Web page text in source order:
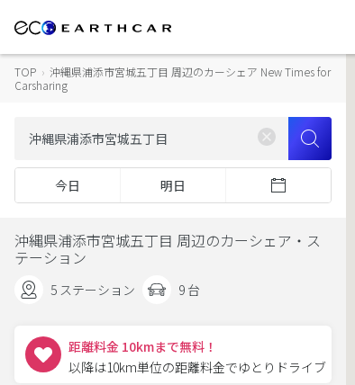
TOP › 沖縄県浦添市宮城五丁目 周辺のカーシェア New Times for
Carsharing
今日 明日
沖縄県浦添市宮城五丁目 周辺のカーシェア・ス
テーション
5 ステーション 9 台
距離料金 10kmまで無料！
以降は10km単位の距離料金でゆとりドライブ